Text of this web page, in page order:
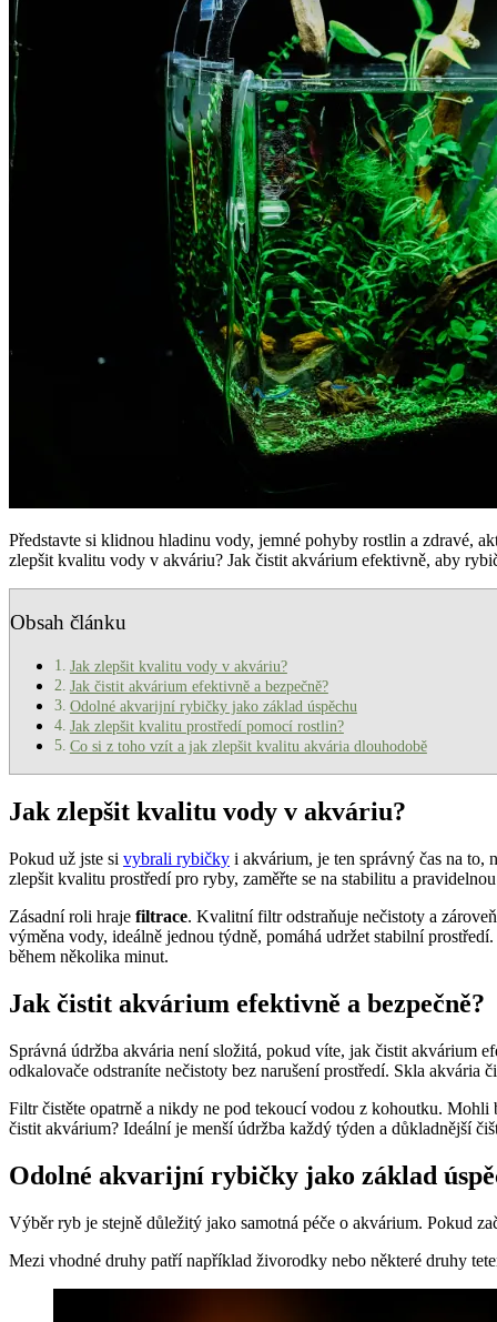
Představte si klidnou hladinu vody, jemné pohyby rostlin a zdravé,
zlepšit kvalitu vody v akváriu? Jak čistit akvárium efektivně, aby
Obsah článku
Jak zlepšit kvalitu vody v akváriu?
Jak čistit akvárium efektivně a bezpečně?
Odolné akvarijní rybičky jako základ úspěchu
Jak zlepšit kvalitu prostředí pomocí rostlin?
Co si z toho vzít a jak zlepšit kvalitu akvária dlouhodobě
Jak zlepšit kvalitu vody v akváriu?
Pokud už jste si vybrali rybičky i akvárium, je ten správný čas na
zlepšit kvalitu prostředí pro ryby, zaměřte se na stabilitu a
Zásadní roli hraje filtrace. Kvalitní filtr odstraňuje nečistoty a
výměna vody, ideálně jednou týdně, pomáhá udržet stabilní
během několika minut.
Jak čistit akvárium efektivně a bezpečně?
Správná údržba akvária není složitá, pokud víte, jak čistit akvárium
odkalovače odstraníte nečistoty bez narušení prostředí. Skla akvária
Filtr čistěte opatrně a nikdy ne pod tekoucí vodou z kohoutku.
čistit akvárium? Ideální je menší údržba každý týden a důkladnější
Odolné akvarijní rybičky jako základ
Výběr ryb je stejně důležitý jako samotná péče o akvárium. Pokud
Mezi vhodné druhy patří například živorodky nebo některé druhy